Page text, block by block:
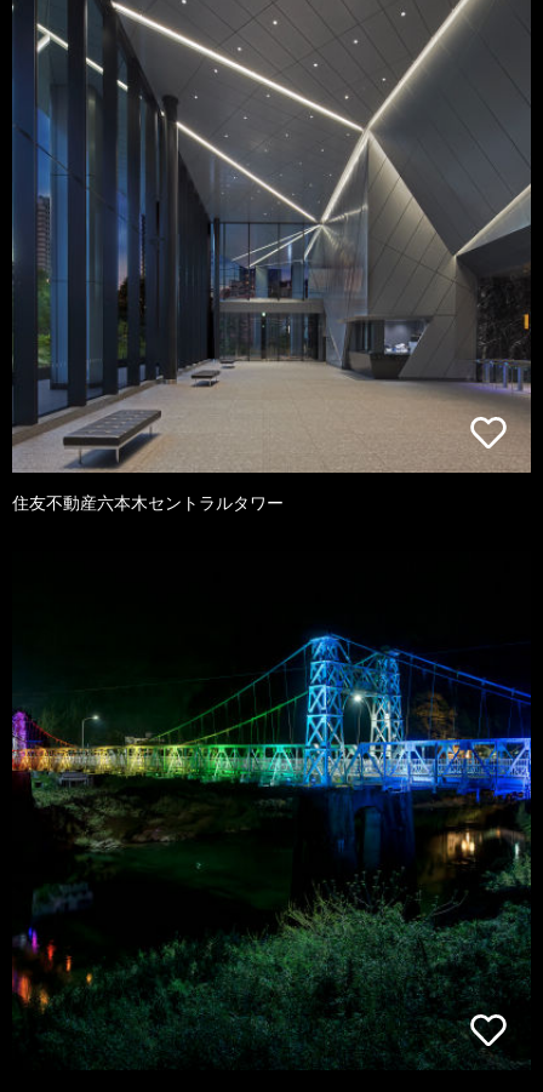
住友不動産六本木セントラルタワー